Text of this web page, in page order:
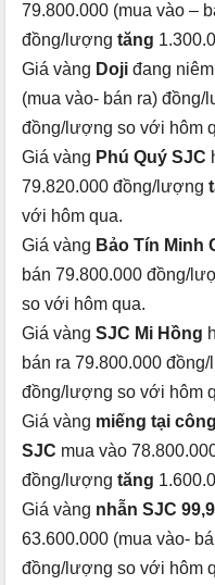
79.800.000 (mua vào –
đồng/lượng tăng
Giá vàng Doji đang
(mua vào- bán ra) đồng/
đồng/lượng so với hôm
Giá vàng Phú Quý SJC
79.820.000 đồng/lượng
với hôm qua.
Giá vàng Bảo Tín Minh
bán 79.800.000 đồng/
so với hôm qua.
Giá vàng SJC Mi Hồng
bán ra 79.800.000
đồng/lượng so với hôm
Giá vàng miếng tại
SJC mua vào
đồng/lượng tăng
Giá vàng nhẫn SJC
63.600.000 (mua vào-
đồng/lượng so với hôm